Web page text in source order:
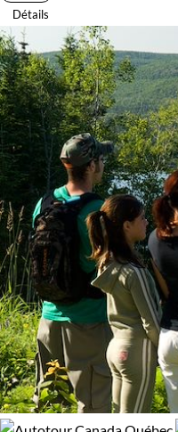
Détails